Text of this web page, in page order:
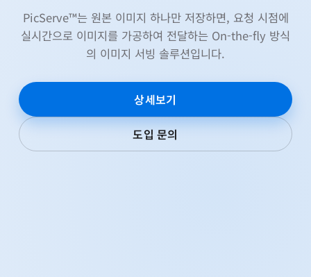
PicServe™는 원본 이미지 하나만 저장하면, 요청 시점에
실시간으로 이미지를 가공하여 전달하는 On-the-fly 방식
의 이미지 서빙 솔루션입니다.
상세보기
도입 문의